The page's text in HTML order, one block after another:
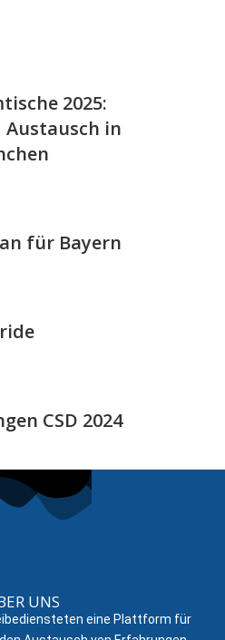
2025:
in
für Bayern
CSD 2024
UNS
eine Plattform für